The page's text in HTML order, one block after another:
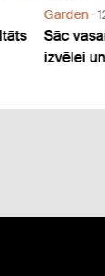
Garden
Sāc
izvēlei